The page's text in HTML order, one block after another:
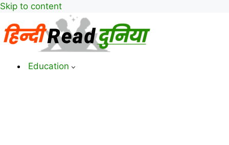
Skip to content
Education